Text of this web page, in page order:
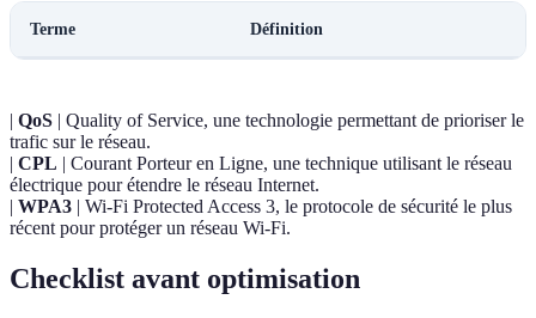
Terme Définition
| QoS | Quality of Service, une technologie permettant de prioriser le
trafic sur le réseau.
| CPL | Courant Porteur en Ligne, une technique utilisant le réseau
électrique pour étendre le réseau Internet.
| WPA3 | Wi-Fi Protected Access 3, le protocole de sécurité le plus
récent pour protéger un réseau Wi-Fi.
Checklist avant optimisation